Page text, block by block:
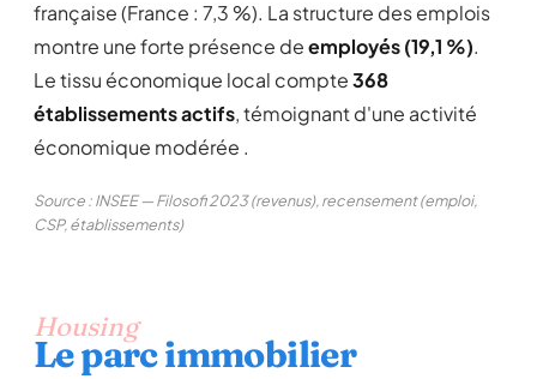
française (France : 7,3 %). La structure des emplois
montre une forte présence deemployés (19,1 %).
Le tissu économique local compte368
établissements actifs, témoignant d'une activité
économique modérée .
Source : INSEE — Filosofi 2023 (revenus), recensement (emploi,
CSP, établissements)
Housing
Le parc immobilier